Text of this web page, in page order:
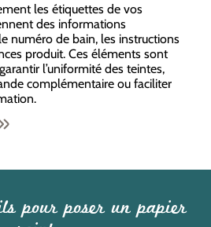
les étiquettes de vos
des informations
numéro de bain, les instructions
produit. Ces éléments sont
l’uniformité des teintes,
complémentaire ou faciliter
pour poser un papier